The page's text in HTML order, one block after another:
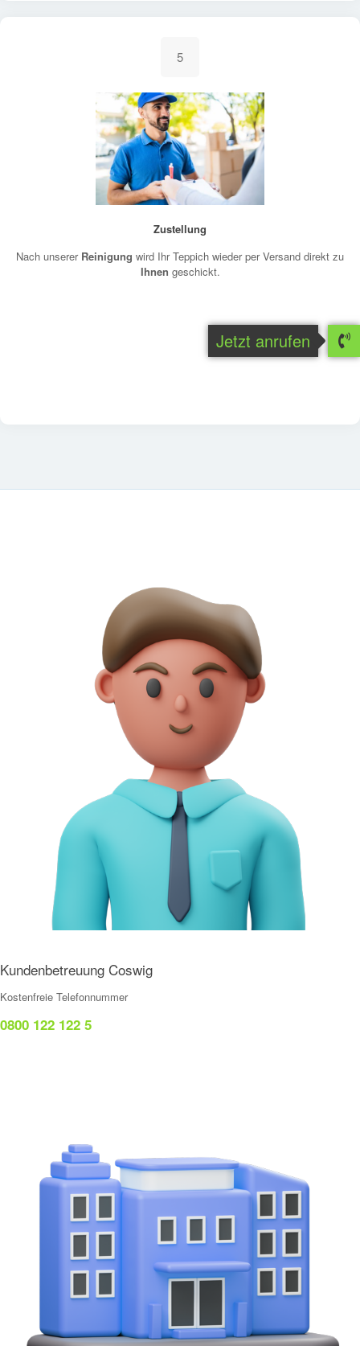
5
Zustellung
Nach unserer Reinigung wird Ihr Teppich wieder per Versand direkt zu
Ihnen geschickt.
Kundenbetreuung Coswig
Kostenfreie Telefonnummer
0800 122 122 5
Jetzt anrufen